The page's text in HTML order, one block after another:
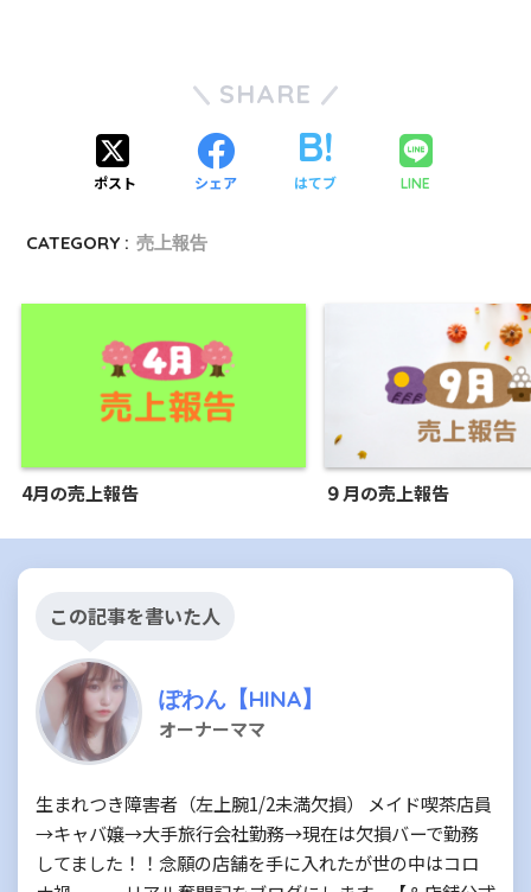
SHARE
ポスト シェア はてブ LINE
CATEGORY : 売上報告
4月の売上報告 ９月の売上報告
この記事を書いた人
ぽわん【HINA】
オーナーママ
生まれつき障害者（左上腕1/2未満欠損） メイド喫茶店員
→キャバ嬢→大手旅行会社勤務→現在は欠損バーで勤務
してました！！念願の店舗を手に入れたが世の中はコロ